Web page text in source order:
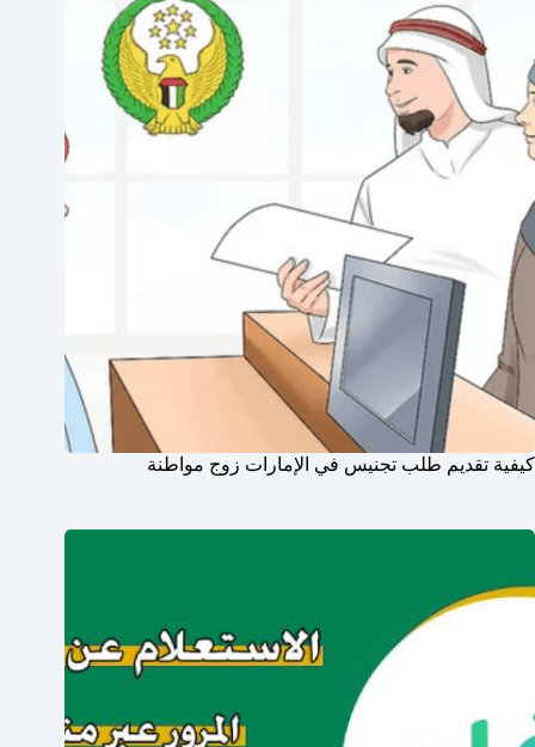
كيفية تقديم طلب تجنيس في الإمارات زوج مواطنة